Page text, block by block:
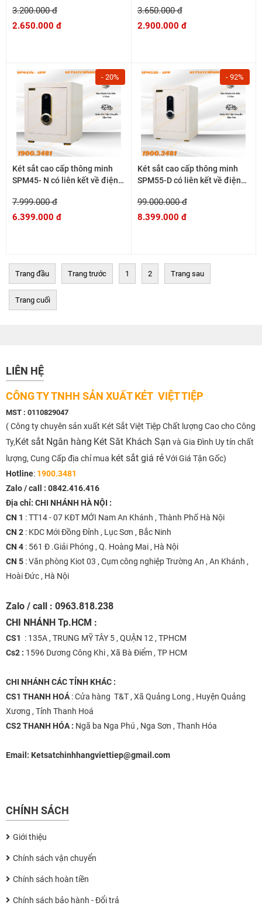
3.200.000 đ
2.650.000 đ
3.650.000 đ
2.900.000 đ
- 20%
Két sắt cao cấp thông minh
SPM45- N có liên kết về điện
7.999.000 đ
6.399.000 đ
- 92%
Két sắt cao cấp thông minh
SPM55-D có liên kết về điện
99.000.000 đ
8.399.000 đ
Trang đầu Trang trước 1 2 Trang sau
Trang cuối
LIÊN HỆ
CÔNG TY TNHH SẢN XUẤT KÉT VIỆT TIỆP
MST : 0110829047
( Công ty chuyên sản xuất Két Sắt Việt Tiệp Chất lượng Cao cho Công
Ty,Két sắt Ngân hàng Két Săt Khách Sạn và Gia Đình Uy tín chất
lượng, Cung Cấp địa chỉ mua két sắt giá rẻVới Giá Tận Gốc)
Hotline: 1900.3481
Zalo / call : 0842.416.416
Địa chỉ: CHI NHÁNH HÀ NỘI :
CN 1 : TT14 - 07 KĐT MỚI Nam An Khánh , Thành Phố Hà Nội
CN 2 : KDC Mới Đồng Đỉnh , Lục Sơn , Bắc Ninh
CN 4 : 561 Đ .Giải Phóng , Q. Hoàng Mai , Hà Nội
CN 5 : Văn phòng Kiot 03 , Cụm công nghiệp Trường An , An Khánh ,
Hoài Đức , Hà Nội
Zalo / call : 0963.818.238
CHI NHÁNH Tp.HCM :
CS1 : 135A , TRUNG MỸ TÂY 5 , QUẬN 12 , TPHCM
Cs2 : 1596 Dương Công Khi , Xã Bà Điểm , TP HCM
CHI NHÁNH CÁC TỈNH KHÁC :
CS1 THANH HOÁ : Cửa hàng T&T , Xã Quảng Long , Huyện Quảng
Xương , Tỉnh Thanh Hoá
CS2 THANH HÓA : Ngã ba Nga Phú , Nga Sơn , Thanh Hóa
Email: Ketsatchinhhangviettiep@gmail.com
CHÍNH SÁCH
Giới thiệu
Chính sách vận chuyển
Chính sách hoàn tiền
Chính sách bảo hành - Đổi trả